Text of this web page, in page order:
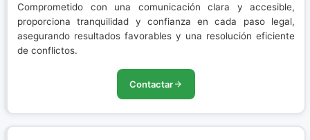
Comprometido con una comunicación clara y accesible,
proporciona tranquilidad y confianza en cada paso legal,
asegurando resultados favorables y una resolución eficiente
de conflictos.
Contactar